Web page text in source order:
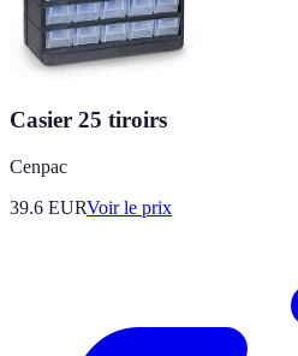
Casier 25 tiroirs
Cenpac
39.6 EURVoir le prix